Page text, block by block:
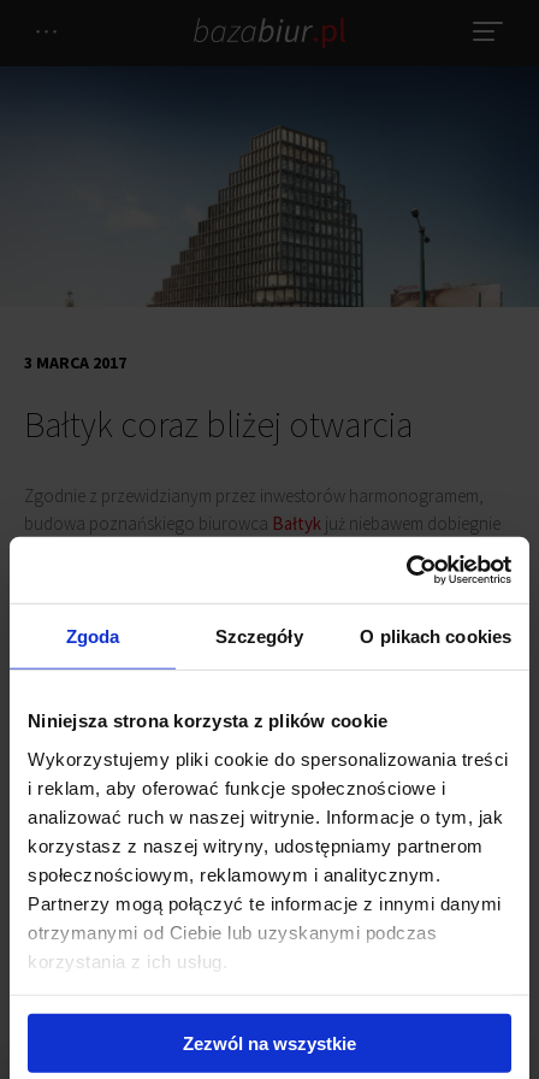
Zgoda Szczegóły O plikach cookies
Niniejsza strona korzysta z plików cookie
Wykorzystujemy pliki cookie do spersonalizowania treści
i reklam, aby oferować funkcje społecznościowe i
analizować ruch w naszej witrynie. Informacje o tym, jak
korzystasz z naszej witryny, udostępniamy partnerom
społecznościowym, reklamowym i analitycznym.
Partnerzy mogą połączyć te informacje z innymi danymi
otrzymanymi od Ciebie lub uzyskanymi podczas
korzystania z ich usług.
Zezwól na wszystkie
Bałtyk coraz bliżej otwarcia
3 MARCA 2017
Zgodnie z przewidzianym przez inwestorów harmonogramem,
budowa poznańskiego biurowca Bałtyk już niebawem dobiegnie
końca. Nowoczesna konstrukcja o futurystycznej formie spod
kreski architektów z pracowni MVRDV zaoferuje około 12 500 m2
powierzchni biurowej oraz powierzchnię usługową na niższych
kondygnacjach, która wkomponowana będzie w żywą przestrzeń
miejską.
Budynek już na obecnym etapie cieszy się dużym
zainteresowaniem najemców, a oficjalnego oddania do użytku
można oczekiwać w połowie 2017 roku.
Powiązane newsy
Nowy biurowiec w Poznaniu(5 czerwca 2017)